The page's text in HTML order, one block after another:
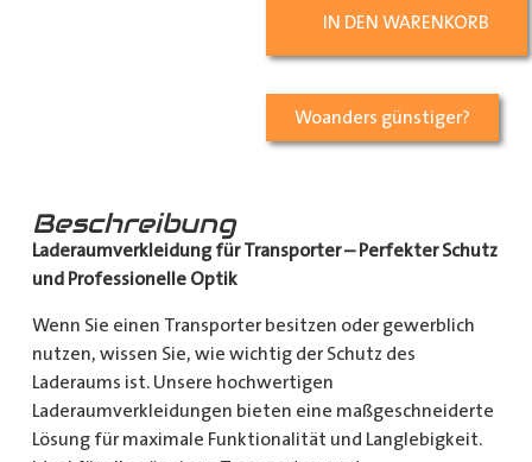
IN DEN WARENKORB
Woanders günstiger?
Beschreibung
Laderaumverkleidung für Transporter – Perfekter Schutz
und Professionelle Optik
Wenn Sie einen Transporter besitzen oder gewerblich
nutzen, wissen Sie, wie wichtig der Schutz des
Laderaums ist. Unsere hochwertigen
Laderaumverkleidungen bieten eine maßgeschneiderte
Lösung für maximale Funktionalität und Langlebigkeit.